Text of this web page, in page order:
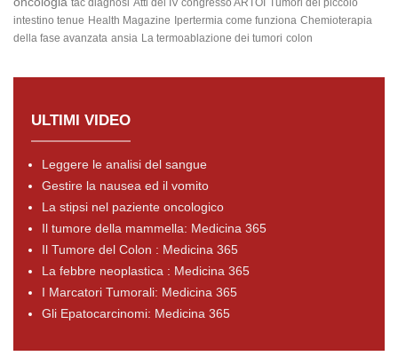
tac diagnosi Atti del IV congresso ARTOI Tumori del piccolo
intestino tenue Health Magazine Ipertermia come funziona Chemioterapia
della fase avanzata ansia La termoablazione dei tumori colon
ULTIMI VIDEO
Leggere le analisi del sangue
Gestire la nausea ed il vomito
La stipsi nel paziente oncologico
Il tumore della mammella: Medicina 365
Il Tumore del Colon : Medicina 365
La febbre neoplastica : Medicina 365
I Marcatori Tumorali: Medicina 365
Gli Epatocarcinomi: Medicina 365